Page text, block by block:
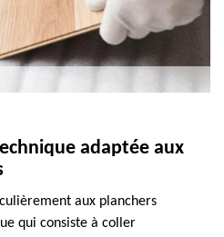
adaptée aux
aux planchers
qui consiste à coller